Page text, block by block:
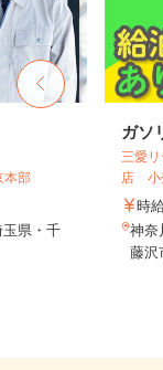
部
県・千
ガソ
三愛
店 小
時
神奈
藤